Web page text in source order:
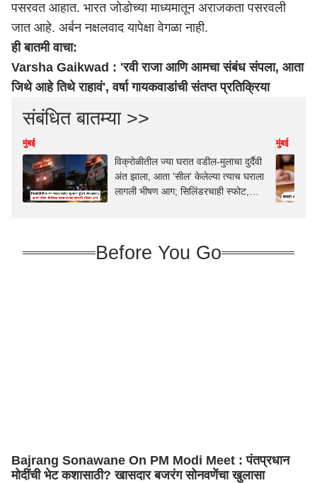
पसरवत आहात. भारत जोडोच्या माध्यमातून अराजकता पसरवली
जात आहे. अर्बन नक्षलवाद यापेक्षा वेगळा नाही.
ही बातमी वाचा:
Varsha Gaikwad : 'रवी राजा आणि आमचा संबंध संपला, आता
जिथे आहे तिथे राहावं', वर्षा गायकवाडांची संतप्त प्रतिक्रिया
संबंधित बातम्या >>
मुंबई
विक्रोळीतील ज्या घरात वडील-मुलाचा दुर्दैवी
अंत झाला, आता 'सील' केलेल्या त्याच घराला
लागली भीषण आग; सिलिंडरचाही स्फोट,
मुंबई
Before You Go
Bajrang Sonawane On PM Modi Meet : पंतप्रधान
मोदींची भेट कशासाठी? खासदार बजरंग सोनवणेंचा खुलासा